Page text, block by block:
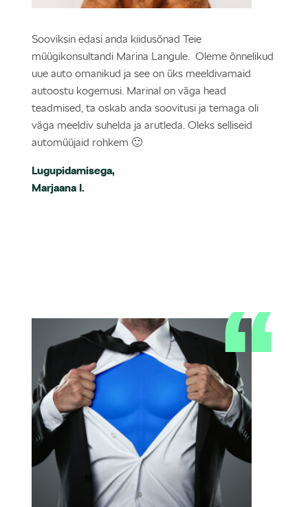
Sooviksin edasi anda kiidusõnad Teie
müügikonsultandi Marina Langule. Oleme õnnelikud
uue auto omanikud ja see on üks meeldivamaid
autoostu kogemusi. Marinal on väga head
teadmised, ta oskab anda soovitusi ja temaga oli
väga meeldiv suhelda ja arutleda. Oleks selliseid
automüüjaid rohkem 🙂
Lugupidamisega,
Marjaana I.